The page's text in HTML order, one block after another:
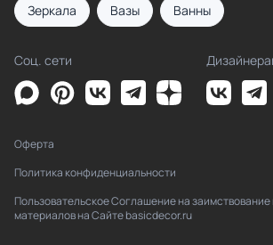
Зеркала Вазы Ванны
Соц. сети
Оферта
Политика конфиденциальности
Пользовательское Соглашение на
материалов на Сайте basicdecor.ru